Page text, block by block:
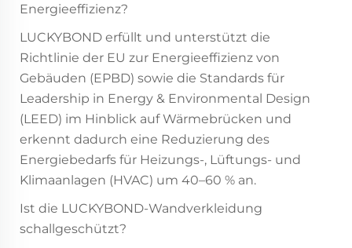
Energieeffizienz?
LUCKYBOND erfüllt und unterstützt die
Richtlinie der EU zur Energieeffizienz von
Gebäuden (EPBD) sowie die Standards für
Leadership in Energy & Environmental Design
(LEED) im Hinblick auf Wärmebrücken und
erkennt dadurch eine Reduzierung des
Energiebedarfs für Heizungs-, Lüftungs- und
Klimaanlagen (HVAC) um 40–60 % an.
Ist die LUCKYBOND-Wandverkleidung
schallgeschützt?